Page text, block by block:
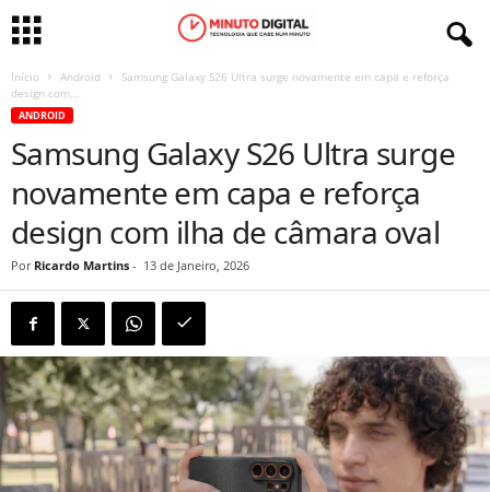
Início Android
Samsung Galaxy S26 Ultra surge novamente em capa e reforça
design com...
ANDROID
Samsung Galaxy S26 Ultra surge
novamente em capa e reforça
design com ilha de câmara oval
Por Ricardo Martins - 13 de Janeiro, 2026